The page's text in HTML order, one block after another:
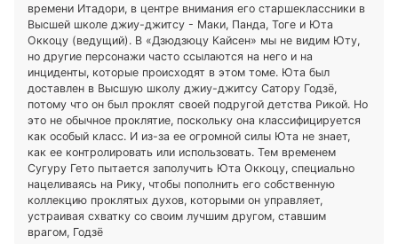
времени Итадори, в центре внимания его старшеклассники в
Высшей школе джиу-джитсу - Маки, Панда, Тоге и Юта
Оккоцу (ведущий). В «Дзюдзюцу Кайсен» мы не видим Юту,
но другие персонажи часто ссылаются на него и на
инциденты, которые происходят в этом томе. Юта был
доставлен в Высшую школу джиу-джитсу Сатору Годзё,
потому что он был проклят своей подругой детства Рикой. Но
это не обычное проклятие, поскольку она классифицируется
как особый класс. И из-за ее огромной силы Юта не знает,
как ее контролировать или использовать. Тем временем
Сугуру Гето пытается заполучить Юта Оккоцу, специально
нацеливаясь на Рику, чтобы пополнить его собственную
коллекцию проклятых духов, которыми он управляет,
устраивая схватку со своим лучшим другом, ставшим
врагом, Годзё